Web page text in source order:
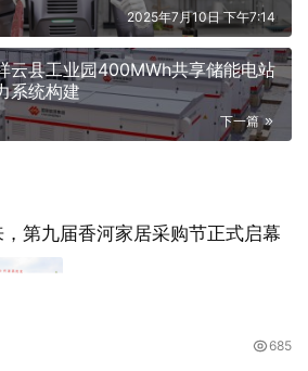
2025年7月10日 下午7:14
云县工业园400MWh共享储能电站
系统构建
下一篇
第九届香河家居采购节正式启幕
685